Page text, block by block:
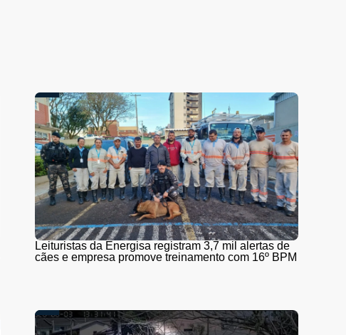
Leituristas da Energisa registram 3,7 mil alertas de
cães e empresa promove treinamento com 16º BPM